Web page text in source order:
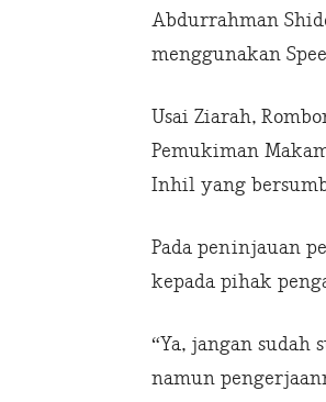
Abdurrahman
menggunakan
Usai Ziarah,
Pemukiman
Inhil yang
Pada peninjauan
kepada pihak
“Ya, jangan
namun